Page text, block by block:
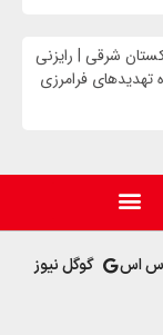
شرقی | رایزنی
تهدیدهای فرامرزی
اس اس گوگل نیوز